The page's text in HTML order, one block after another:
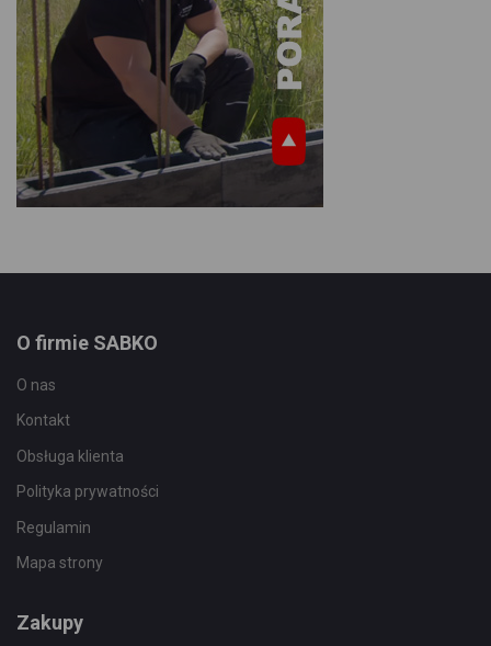
O firmie SABKO
O nas
Kontakt
Obsługa klienta
Polityka prywatności
Regulamin
Mapa strony
Zakupy